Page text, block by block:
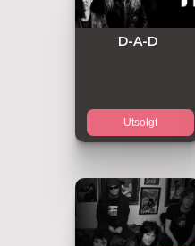
D-A-D
Utsolgt